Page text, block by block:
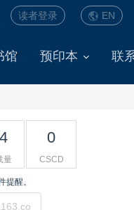
EN
读者登录
馆 预印本 联
量
0
CSCD
提醒。